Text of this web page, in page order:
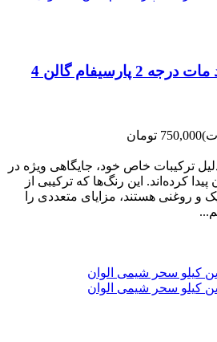
رنگ نیم پلاستیک سفید مات درجه 2 پارسیفام گالن 4
750,000 تومان
ترکیبات خاص خود، جایگاهی ویژه در
کرده‌اند. این رنگ‌ها که ترکیبی از
و روغنی هستند، مزایای متعددی را